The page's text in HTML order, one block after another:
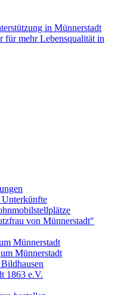
in Münnerstadt
mehr Lebensqualität in
Unterkünfte
von Münnerstadt"
Münnerstadt
Münnerstadt
1863 e.V.